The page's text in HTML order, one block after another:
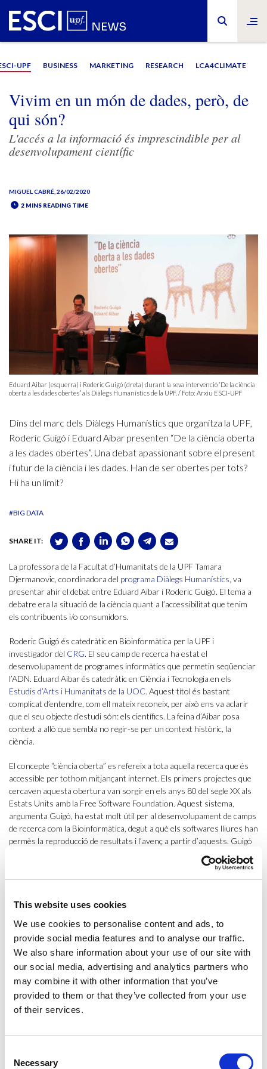
This website uses cookies
We use cookies to personalise content and ads, to
provide social media features and to analyse our traffic.
We also share information about your use of our site with
our social media, advertising and analytics partners who
may combine it with other information that you’ve
provided to them or that they’ve collected from your use
of their services.
Selection
Necessary
UPF BUSINESS MARKETING RESEARCH LCA4CLIMATE
Vivim en un món de dades, però, de
qui són?
L'accés a la informació és imprescindible per al
desenvolupament científic
MIGUEL CABRÉ , 26/02/2020
2 MINS READING TIME
Eduard Aibar (esquerra) i Roderic Guigó (dreta) durant la seva intervenció “De la ciència
oberta a les dades obertes” als Diàlegs Humanístics de la UPF. / Foto: Arxiu ESCI-UPF
Dins del marc dels Diàlegs Humanístics que organitza la UPF,
Roderic Guigó i Eduard Aibar presenten “De la ciència oberta
a les dades obertes”. Una debat apassionant sobre el present
i futur de la ciència i les dades. Han de ser obertes per tots?
Hi ha un límit?
#BIG DATA
SHARE IT:
La professora de la Facultat d’Humanitats de la UPF Tamara
Djermanovic, coordinadora del programa Diàlegs Humanístics, va
presentar ahir el debat entre Eduard Aibar i Roderic Guigó. El tema a
debatre era la situació de la ciència quant a l’accessibilitat que tenim
els contribuents i/o consumidors.
Roderic Guigó és catedràtic en Bioinformàtica per la UPF i
investigador del CRG. El seu camp de recerca ha estat el
desenvolupament de programes informàtics que permetin seqüenciar
l’ADN. Eduard Aibar és catedràtic en Ciència i Tecnologia en els
Estudis d’Arts i Humanitats de la UOC. Aquest títol és bastant
complicat d’entendre, com ell mateix reconeix, per això ens va aclarir
que el seu objecte d’estudi són: els científics. La feina d’Aibar posa
context a allò que sembla no regir-se per un context històric, la
ciència.
El concepte “ciència oberta” es refereix a tota aquella recerca que és
accessible per tothom mitjançant internet. Els primers projectes que
cercaven aquesta obertura van sorgir en els anys 80 del segle XX als
Estats Units amb la Free Software Foundation. Aquest sistema,
argumenta Guigó, ha estat molt útil per al desenvolupament de camps
de recerca com la Bioinformàtica, degut a què els softwares lliures han
permès la reproducció de resultats i l’avenç a partir d’aquests. Guigó
hippie
, l’obertura
de la ciència com un alliberament. Aibar va rebatre aquest fet posant el
context dels 80 sobre la taula i argumentant que aquest alliberament
la Bioinformàtica sembla que ha anat a contracorrent de la resta de
empresarial que no pas al científic. Les dades ens demostren que des
dels 80, més del 60% de la recerca mundial és privada, fet que
afavoreix el discurs empresarial dins del món acadèmic.
Actualment, la ciència oberta és un fet prou habitual. Gran part dels
estudis s’estan publicant tant en revistes privades com en repositoris
públics. En el cas de les dades, explica Guigó, encara s’està un pas per
darrera. Ja que si bé totes les dades genòmiques són obertes, les
l’ús que en poden fer els científics amb elles. Aquesta limitació provoca
una lentitud en l’estudi que, en el cas de ser solventada, canviaria el